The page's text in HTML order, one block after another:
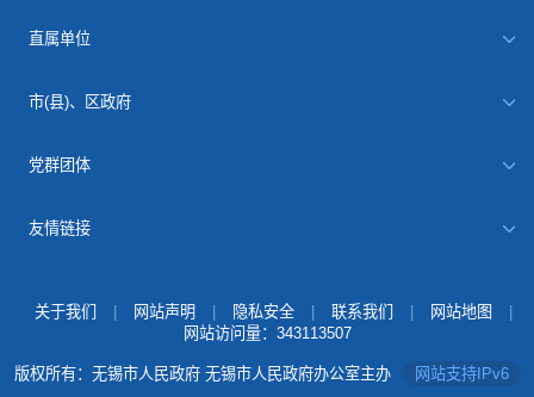
直属单位
市(县)、区政府
党群团体
友情链接
关于我们 网站声明 隐私安全 联系我们 网站地图
网站访问量： 343113507
版权所有：无锡市人民政府 无锡市人民政府办公室主办 网站支持IPv6